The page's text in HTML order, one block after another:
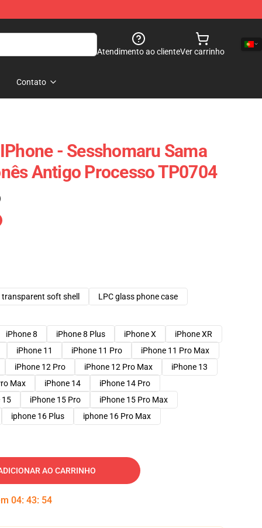
Atendimento ao clienteVer carrinho
Contato
- Sesshomaru Sama
Antigo Processo TP0704
transparent soft shell
LPC glass phone case
iPhone 8 iPhone 8 Plus iPhone X
iPhone XR
iPhone 11 iPhone 11 Pro
iPhone 11 Pro Max
iPhone 12 Pro iPhone 12 Pro Max
iPhone 13
Max iPhone 14
iPhone 14 Pro
15 iPhone 15 Pro
iPhone 15 Pro Max
iphone 16 Plus iphone 16 Pro Max
AO CARRINHO
04: 43: 53